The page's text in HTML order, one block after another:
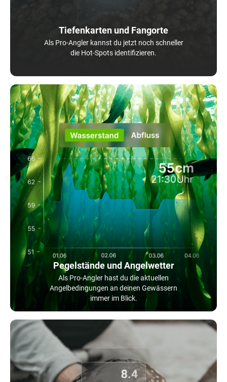
Tiefenkarten und Fangorte
Als Pro-Angler kannst du jetzt noch schneller
die Hot-Spots identifizieren.
Pegelstände und Angelwetter
Als Pro-Angler hast du die aktuellen
Angelbedingungen an deinen Gewässern
immer im Blick.